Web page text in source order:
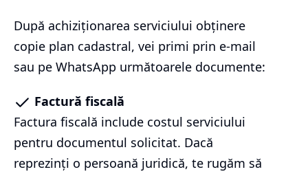
După achiziționarea serviciului obținere
copie plan cadastral, vei primi prin e-mail
sau pe WhatsApp următoarele documente:
Factură fiscală
Factura fiscală include costul serviciului
pentru documentul solicitat. Dacă
reprezinți o persoană juridică, te rugăm să